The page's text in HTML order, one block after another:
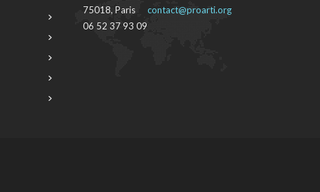
75018, Paris
06 52 37 93 09
contact@proarti.org